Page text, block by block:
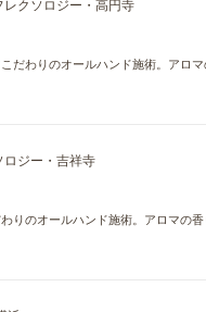
クソロジー・高円寺
だわりのオールハンド施術。アロ
ジー・吉祥寺
のオールハンド施術。アロマの香